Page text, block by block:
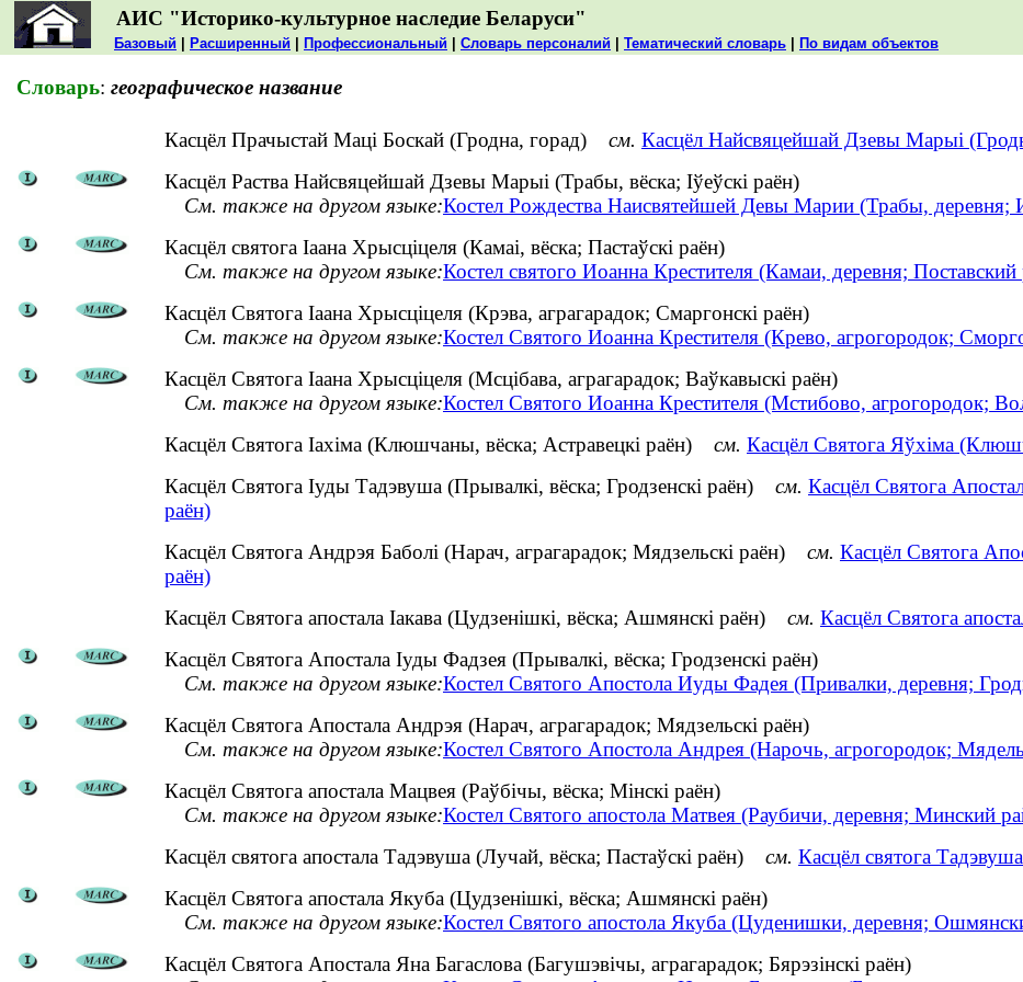
АИС "Историко-культурное наследие Беларуси"
Базовый Расширенный Профессиональный Словарь персоналий Тематический словарь По видам объектов
Словарь: географическое название
Касцёл Прачыстай Маці Боскай (Гродна, горад) см. Касцёл Найсвяцейшай Дзевы Марыі
Касцёл Раства Найсвяцейшай Дзевы Марыі (Трабы, вёска; Іўеўскі раён)
См. также на другом языке:Костел Рождества Наисвятейшей Девы Марии (Трабы, деревня;
Касцёл святога Іаана Хрысціцеля (Камаі, вёска; Пастаўскі раён)
См. также на другом языке:Костел святого Иоанна Крестителя (Камаи, деревня;
Касцёл Святога Іаана Хрысціцеля (Крэва, аграгарадок; Смаргонскі раён)
См. также на другом языке:Костел Святого Иоанна Крестителя (Крево, агрогородок;
Касцёл Святога Іаана Хрысціцеля (Мсцібава, аграгарадок; Ваўкавыскі раён)
См. также на другом языке:Костел Святого Иоанна Крестителя (Мстибово, агрогородок;
Касцёл Святога Іахіма (Клюшчаны, вёска; Астравецкі раён) см. Касцёл Святога Яўхіма
Касцёл Святога Іуды Тадэвуша (Прывалкі, вёска; Гродзенскі раён) см. Касцёл Святога
раён)
Касцёл Святога Андрэя Баболі (Нарач, аграгарадок; Мядзельскі раён) см. Касцёл Святога
раён)
Касцёл Святога апостала Іакава (Цудзенішкі, вёска; Ашмянскі раён) см. Касцёл Святога
Касцёл Святога Апостала Іуды Фадзея (Прывалкі, вёска; Гродзенскі раён)
См. также на другом языке:Костел Святого Апостола Иуды Фадея (Привалки, деревня;
Касцёл Святога Апостала Андрэя (Нарач, аграгарадок; Мядзельскі раён)
См. также на другом языке:Костел Святого Апостола Андрея (Нарочь, агрогородок;
Касцёл Святога апостала Мацвея (Раўбічы, вёска; Мінскі раён)
См. также на другом языке:Костел Святого апостола Матвея (Раубичи, деревня; Минский
Касцёл святога апостала Тадэвуша (Лучай, вёска; Пастаўскі раён) см. Касцёл святога
Касцёл Святога апостала Якуба (Цудзенішкі, вёска; Ашмянскі раён)
См. также на другом языке:Костел Святого апостола Якуба (Цуденишки, деревня;
Касцёл Святога Апостала Яна Багаслова (Багушэвічы, аграгарадок; Бярэзінскі раён)